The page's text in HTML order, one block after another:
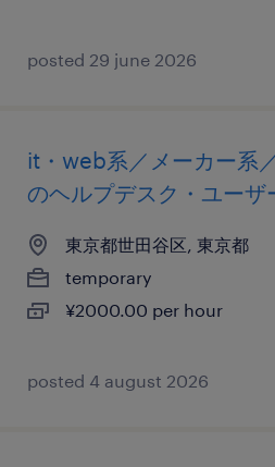
posted 29 june 2026
it・web系／メーカー系
のヘルプデスク・ユーザ
東京都世田谷区, 東京都
temporary
¥2000.00 per hour
posted 4 august 2026